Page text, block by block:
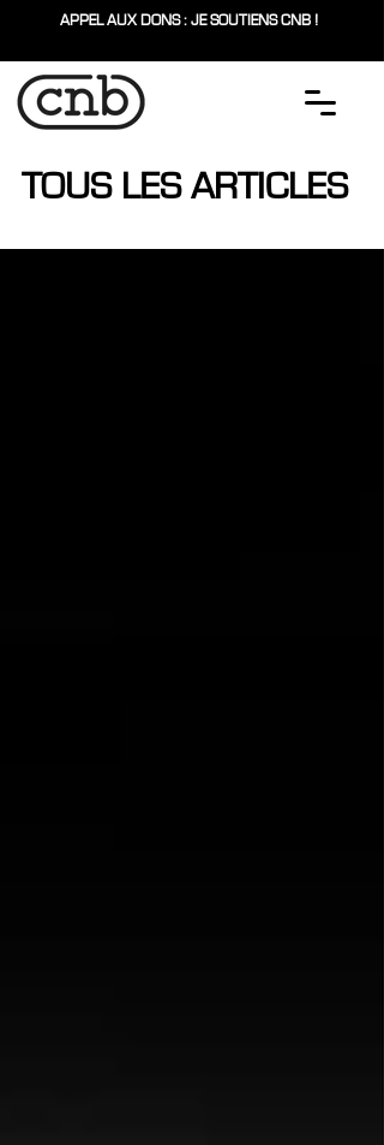
APPEL AUX DONS : JE SOUTIENS CNB !
TOUS LES ARTICLES